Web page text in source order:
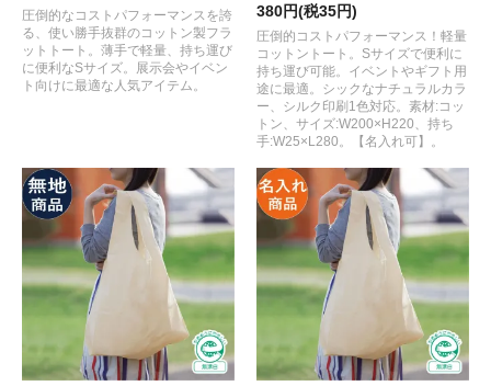
圧倒的なコストパフォーマンスを誇
る、使い勝手抜群のコットン製フラ
ットトート。薄手で軽量、持ち運び
に便利なSサイズ。展示会やイベン
ト向けに最適な人気アイテム。
380円(税35円)
圧倒的コストパフォーマンス！軽量
コットントート。Sサイズで便利に
持ち運び可能。イベントやギフト用
途に最適。シックなナチュラルカラ
ー、シルク印刷1色対応。素材:コッ
トン、サイズ:W200×H220、持ち
手:W25×L280。【名入れ可】。